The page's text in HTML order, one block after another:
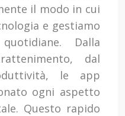
il modo in cui
e gestiamo
Dalla
dal
le app
ogni aspetto
Questo rapido